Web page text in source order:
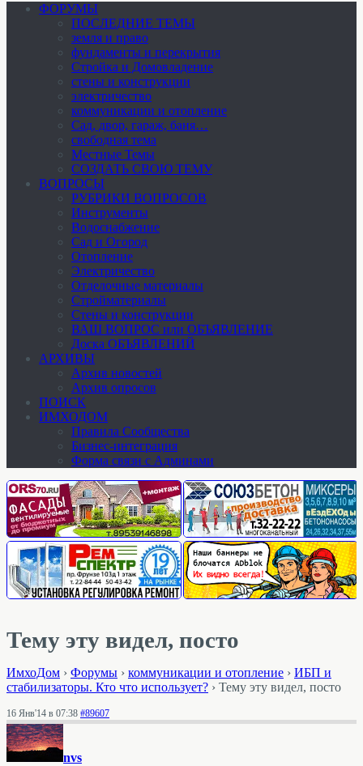
ФОРУМЫ
ПОСЛЕДНИЕ ТЕМЫ
земля и право
фундаменты и перекрытия
Стройка и Домовладение
стены и конструкции
электричество
коммуникации и отопление
Cад, двор, гараж, баня…
свободная тема
Местные Темы
СОЗДАТЬ СВОЮ ТЕМУ
ВОПРОСЫ
РУБРИКИ ВОПРОСОВ
Инструменты
Водоснабжение
Сад и Огород
Отопление
Электричество
Отделочные материалы
Стройматериалы
Стены и конструкции
ВАШ ВОПРОС или ОБЪЯВЛЕНИЕ
Доска ОБЪЯВЛЕНИЙ
АРХИВЫ
Архив новостей
Архив опросов
ПОИСК
ИМХОДОМ
Правила Сообщества
Бизнес-интеграция
Форма связи с Админами
Тему эту видел, посто
ИмхоДом › Форумы › коммуникации и отопление › ИБП и
стабилизаторы. Кто что использует? › Тему эту видел, посто
16 Янв'14 в 07:38 #89607
nvs